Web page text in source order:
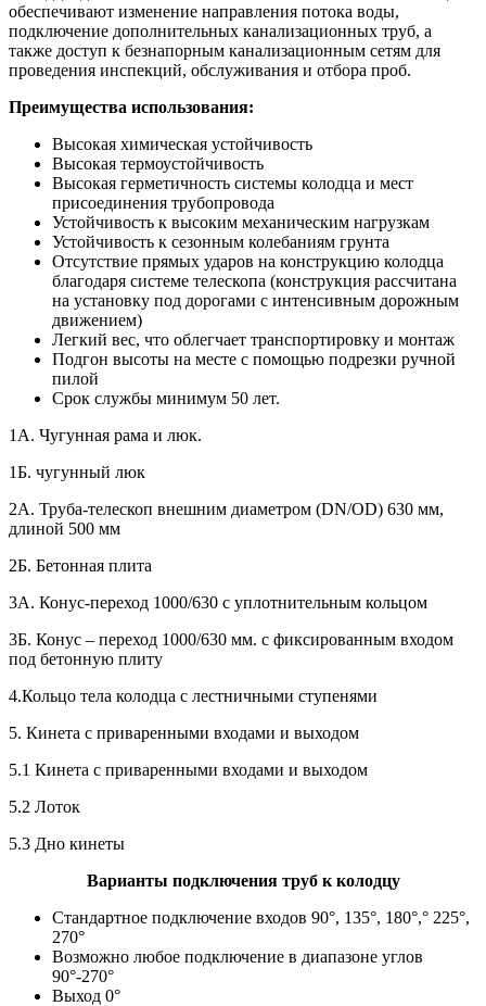
обеспечивают изменение направления потока воды,
подключение дополнительных канализационных труб, а
также доступ к безнапорным канализационным сетям для
проведения инспекций, обслуживания и отбора проб.
Преимущества использования:
Высокая химическая устойчивость
Высокая термоустойчивость
Высокая герметичность системы колодца и мест
присоединения трубопровода
Устойчивость к высоким механическим нагрузкам
Устойчивость к сезонным колебаниям грунта
Отсутствие прямых ударов на конструкцию колодца
благодаря системе телескопа (конструкция рассчитана
на установку под дорогами с интенсивным дорожным
движением)
Легкий вес, что облегчает транспортировку и монтаж
Подгон высоты на месте с помощью подрезки ручной
пилой
Срок службы минимум 50 лет.
1А. Чугунная рама и люк.
1Б. чугунный люк
2А. Труба-телескоп внешним диаметром (DN/OD) 630 мм,
длиной 500 мм
2Б. Бетонная плита
3А. Конус-переход 1000/630 с уплотнительным кольцом
3Б. Конус – переход 1000/630 мм. с фиксированным входом
под бетонную плиту
4.Кольцо тела колодца с лестничными ступенями
5. Кинета с приваренными входами и выходом
5.1 Кинета с приваренными входами и выходом
5.2 Лоток
5.3 Дно кинеты
Варианты подключения труб к колодцу
Стандартное подключение входов 90°, 135°, 180°,° 225°,
270°
Возможно любое подключение в диапазоне углов
90°-270°
Выход 0°